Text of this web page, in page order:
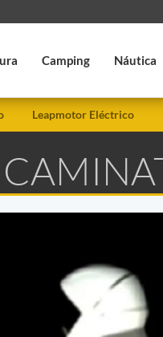
Camping Náutica
Leapmotor Eléctrico